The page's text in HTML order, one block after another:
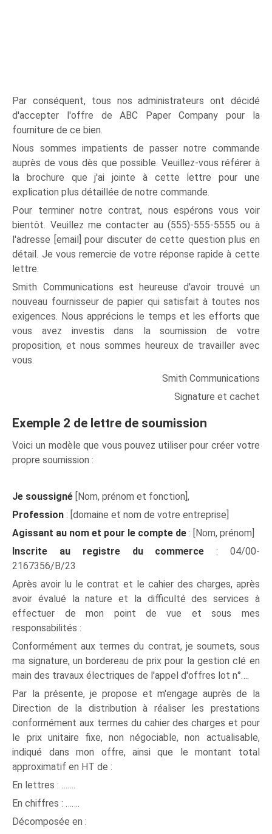
Par conséquent, tous nos administrateurs ont décidé
d'accepter l'offre de ABC Paper Company pour la
fourniture de ce bien.
Nous sommes impatients de passer notre commande
auprès de vous dès que possible. Veuillez-vous référer à
la brochure que j'ai jointe à cette lettre pour une
explication plus détaillée de notre commande.
Pour terminer notre contrat, nous espérons vous voir
bientôt. Veuillez me contacter au (555)-555-5555 ou à
l'adresse [email] pour discuter de cette question plus en
détail. Je vous remercie de votre réponse rapide à cette
lettre.
Smith Communications est heureuse d'avoir trouvé un
nouveau fournisseur de papier qui satisfait à toutes nos
exigences. Nous apprécions le temps et les efforts que
vous avez investis dans la soumission de votre
proposition, et nous sommes heureux de travailler avec
vous.
Smith Communications
Signature et cachet
Exemple 2 de lettre de soumission
Voici un modèle que vous pouvez utiliser pour créer votre
propre soumission :
Je soussigné [Nom, prénom et fonction],
Profession : [domaine et nom de votre entreprise]
Agissant au nom et pour le compte de : [Nom, prénom]
Inscrite au registre du commerce : 04/00-
2167356/B/23
Après avoir lu le contrat et le cahier des charges, après
avoir évalué la nature et la difficulté des services à
effectuer de mon point de vue et sous mes
responsabilités :
Conformément aux termes du contrat, je soumets, sous
ma signature, un bordereau de prix pour la gestion clé en
main des travaux électriques de l'appel d'offres lot n°….
Par la présente, je propose et m'engage auprès de la
Direction de la distribution à réaliser les prestations
conformément aux termes du cahier des charges et pour
le prix unitaire fixe, non négociable, non actualisable,
indiqué dans mon offre, ainsi que le montant total
approximatif en HT de :
En lettres : …….
En chiffres : …….
Décomposée en :